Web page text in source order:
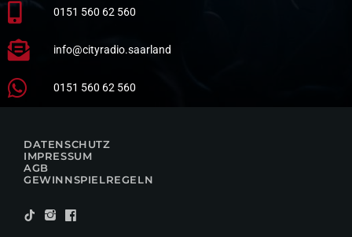
0151 560 62 560
info@cityradio.saarland
0151 560 62 560
DATENSCHUTZ
IMPRESSUM
AGB
GEWINNSPIELREGELN